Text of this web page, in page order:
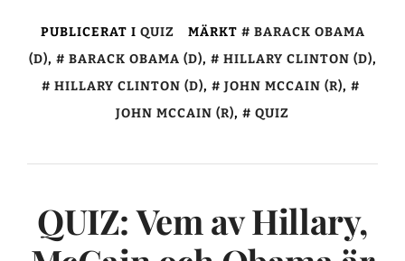
PUBLICERAT I QUIZ MÄRKT
BARACK OBAMA
(D), BARACK OBAMA (D), HILLARY CLINTON (D),
HILLARY CLINTON (D), JOHN MCCAIN (R),
JOHN MCCAIN (R), QUIZ
QUIZ: Vem av Hillary,